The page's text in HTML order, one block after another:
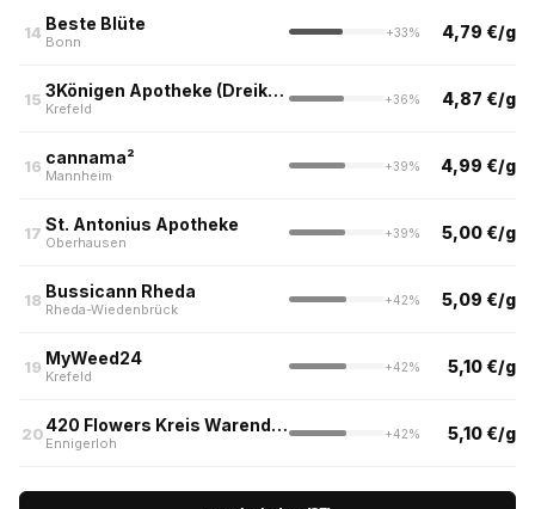
14 Beste Blüte
Bonn
+33% 4,79 €/g
15 3Königen Apotheke (Dreikönigen Apotheke am Ostwall, Krefeld)
Krefeld
+36% 4,87 €/g
16 cannama²
Mannheim
+39% 4,99 €/g
17 St. Antonius Apotheke
Oberhausen
+39% 5,00 €/g
18 Bussicann Rheda
Rheda-Wiedenbrück
+42% 5,09 €/g
19 MyWeed24
Krefeld
+42% 5,10 €/g
20 420 Flowers Kreis Warendorf (Apotheke Hake, Ennigerloh)
Ennigerloh
+42% 5,10 €/g